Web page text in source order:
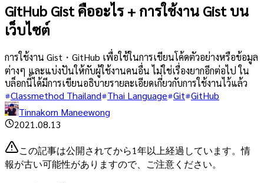
GitHub Gist คืออะไร + การใช้งาน Gist บน
เว็บไซต์
การใช้งาน Gist・GitHub เพื่อใช้ในการเขียนโค้ดตัวอย่างหรือข้อมูล
ต่างๆ และแบ่งปันให้กับผู้ใช้งานคนอื่น ไม่ใช่เรื่องยากอีกต่อไป ใน
บล็อกนี้ได้มีการเขียนอธิบายรายละเอียดเกี่ยวกับการใช้งานไว้แล้ว
Classmethod Thailand Thai Language Git GitHub
Tinnakorn Maneewong
2021.08.13
この記事は公開されてから1年以上経過しています。情
報が古い可能性がありますので、ご注意ください。